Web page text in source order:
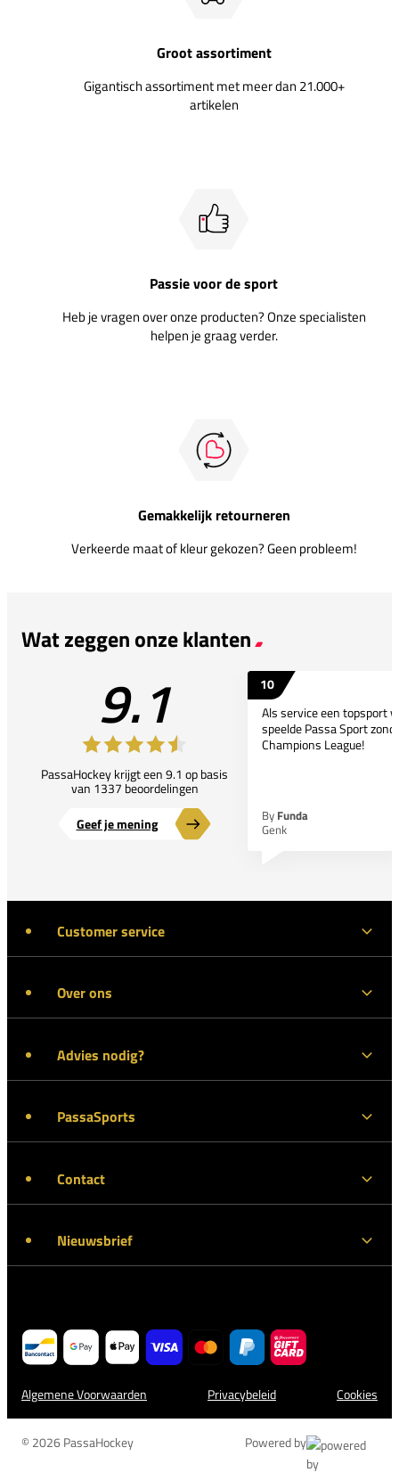
Groot assortiment
Gigantisch assortiment met meer dan 21.000+
artikelen
Passie voor de sport
Heb je vragen over onze producten? Onze specialisten
helpen je graag verder.
Gemakkelijk retourneren
Verkeerde maat of kleur gekozen? Geen probleem!
Wat zeggen onze klanten
9.1
PassaHockey krijgt een 9.1 op basis
van 1337 beoordelingen
Geef je mening
10
Als service een topsport
speelde Passa Sport
Champions League!
By Funda
Genk
Customer service
Over ons
Advies nodig?
PassaSports
Contact
Nieuwsbrief
Algemene Voorwaarden Privacybeleid Cookies
© 2026 PassaHockey Powered by